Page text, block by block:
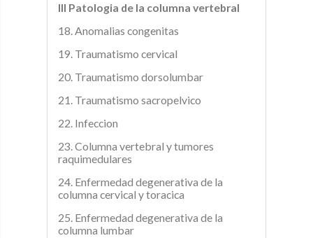
III Patologia de la columna vertebral
18. Anomalias congenitas
19. Traumatismo cervical
20. Traumatismo dorsolumbar
21. Traumatismo sacropelvico
22. Infeccion
23. Columna vertebral y tumores
raquimedulares
24. Enfermedad degenerativa de la
columna cervical y toracica
25. Enfermedad degenerativa de la
columna lumbar